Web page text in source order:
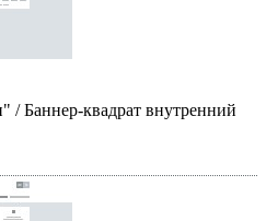
/ Баннер-квадрат внутренний